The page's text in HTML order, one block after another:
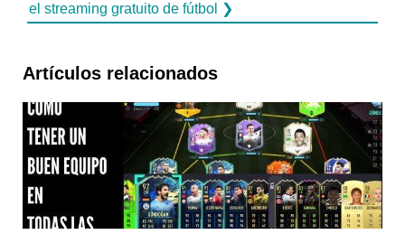
el streaming gratuito de fútbol ❯
Artículos relacionados